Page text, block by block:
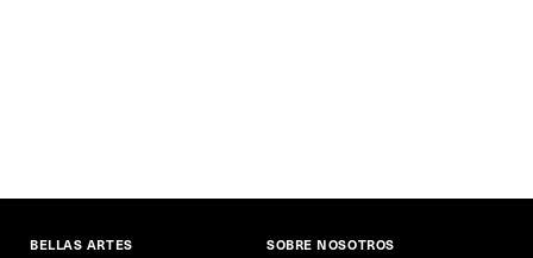
BELLAS ARTES SOBRE NOSOTROS